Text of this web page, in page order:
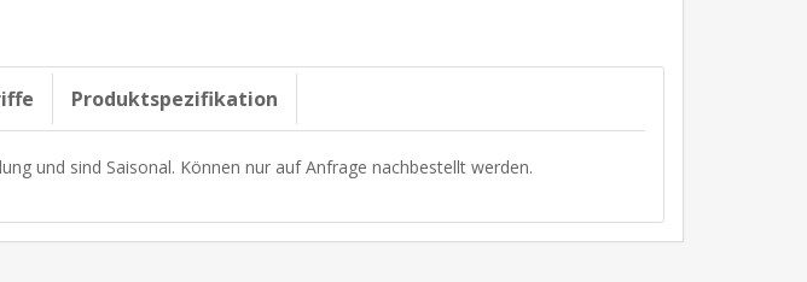
Produktspezifikation
und sind Saisonal. Können nur auf Anfrage nachbestellt werden.